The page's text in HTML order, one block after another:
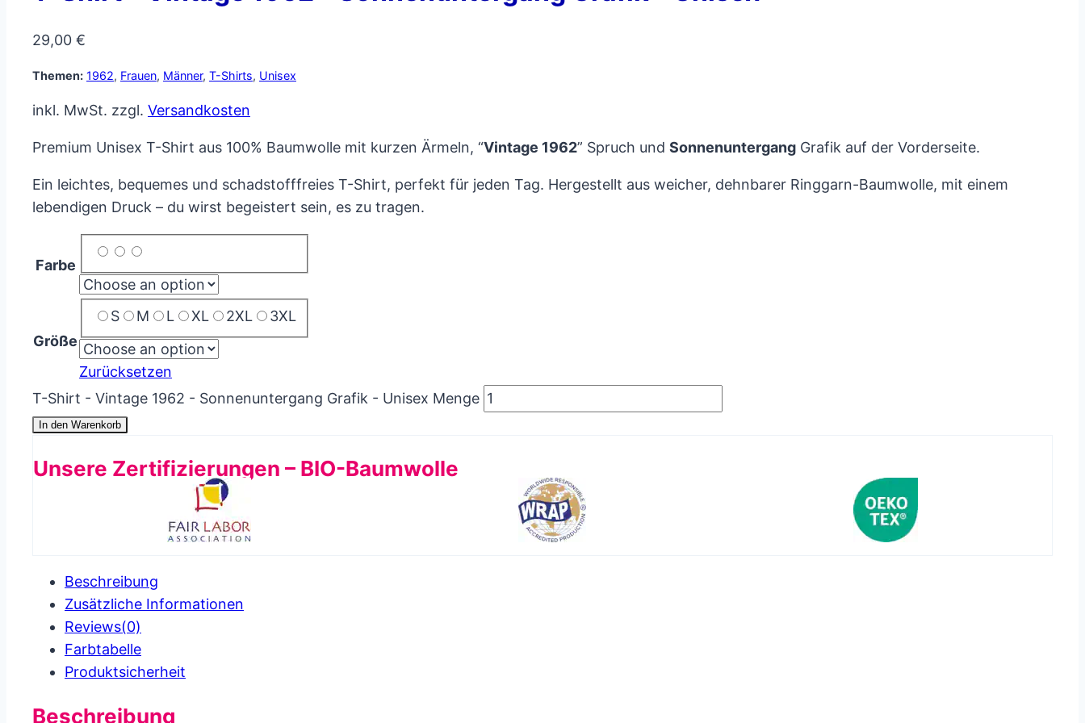
29,00 €
Themen: 1962, Frauen, Männer, T-Shirts, Unisex
inkl. MwSt. zzgl. Versandkosten
Premium Unisex T-Shirt aus 100% Baumwolle mit kurzen Ärmeln, “Vintage 1962” Spruch und Sonnenuntergang Grafik auf der Vorderseite.
Ein leichtes, bequemes und schadstofffreies T-Shirt, perfekt für jeden Tag. Hergestellt aus weicher, dehnbarer Ringgarn-Baumwolle, mit einem
lebendigen Druck – du wirst begeistert sein, es zu tragen.
Farbe
Größe
S M L XL 2XL 3XL
Zurücksetzen
T-Shirt - Vintage 1962 - Sonnenuntergang Grafik - Unisex Menge
In den Warenkorb
Unsere Zertifizierungen – BIO-Baumwolle
Beschreibung
Zusätzliche Informationen
Reviews(0)
Farbtabelle
Produkt­sicherheit
Beschreibung